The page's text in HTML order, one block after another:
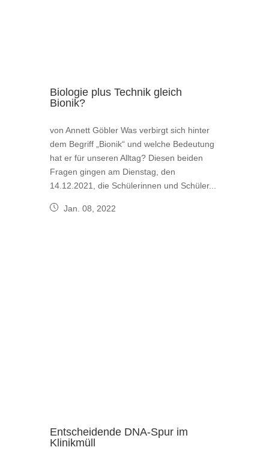
Biologie plus Technik gleich
Bionik?
von Annett Göbler Was verbirgt sich hinter
dem Begriff „Bionik“ und welche Bedeutung
hat er für unseren Alltag? Diesen beiden
Fragen gingen am Dienstag, den
14.12.2021, die Schülerinnen und Schüler...
Jan. 08, 2022
Entscheidende DNA-Spur im
Klinikmüll